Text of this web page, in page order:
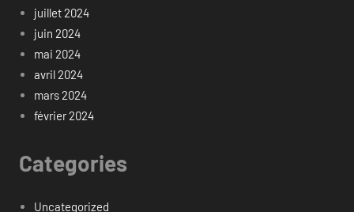
juillet 2024
juin 2024
mai 2024
avril 2024
mars 2024
février 2024
Categories
Uncategorized